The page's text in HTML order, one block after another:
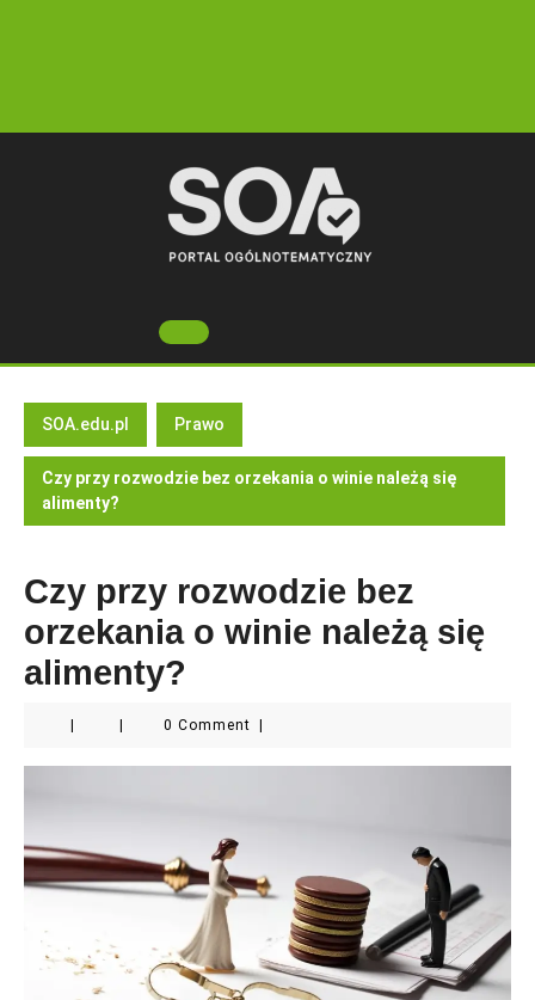
Open
Button
SOA.edu.pl Prawo
Czy przy rozwodzie bez orzekania o winie należą się
alimenty?
Czy przy rozwodzie bez
orzekania o winie należą się
alimenty?
0 Comment